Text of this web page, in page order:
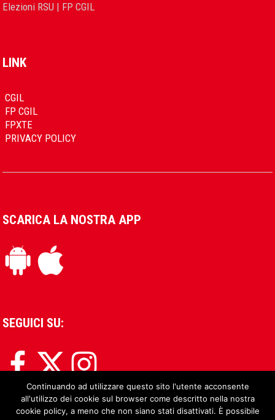
Elezioni RSU | FP CGIL
LINK
CGIL
FP CGIL
FPXTE
PRIVACY POLICY
SCARICA LA NOSTRA APP
SEGUICI SU:
Continuando ad utilizzare questo sito l'utente acconsente
all'utilizzo dei cookie sul browser come descritto nella nostra
cookie policy, a meno che non siano stati disattivati. È possibile